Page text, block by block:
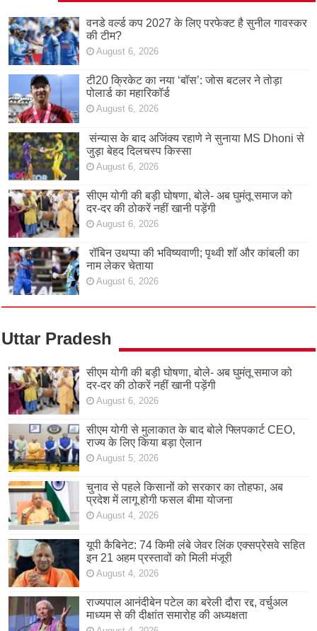
वनडे वर्ल्ड कप 2027 के लिए परफेक्ट है सुनील गावस्कर
की टीम?
August 6, 2026
टी20 क्रिकेट का नया ‘बॉस’: जोस बटलर ने तोड़ा
पोलार्ड का महारिकॉर्ड
August 6, 2026
संन्यास के बाद अजिंक्‍य रहाणे ने सुनाया MS Dhoni से
जुड़ा बेहद दिलचस्प किस्सा
August 6, 2026
सीएम योगी की बड़ी घोषणा, बोले- अब घुमंतू समाज को
दर-दर की ठोकरें नहीं खानी पड़ेंगी
August 6, 2026
रॉबिन उथप्पा की भविष्यवाणी; पृथ्वी शॉ और कांबली का
नाम लेकर चेताया
August 6, 2026
Uttar Pradesh
सीएम योगी की बड़ी घोषणा, बोले- अब घुमंतू समाज को
दर-दर की ठोकरें नहीं खानी पड़ेंगी
August 6, 2026
सीएम योगी से मुलाकात के बाद बोले फ्लिपकार्ट CEO,
राज्य के लिए किया बड़ा ऐलान
August 5, 2026
चुनाव से पहले किसानों को सरकार का तोहफा, अब
प्रदेश में लागू होगी फसल बीमा योजना
August 4, 2026
यूपी कैबिनेट: 74 किमी लंबे जेवर लिंक एक्सप्रेसवे सहित
इन 21 अहम प्रस्तावों को मिली मंजूरी
August 4, 2026
राज्यपाल आनंदीबेन पटेल का बरेली दौरा रद्द, वर्चुअल
माध्यम से की दीक्षांत समारोह की अध्यक्षता